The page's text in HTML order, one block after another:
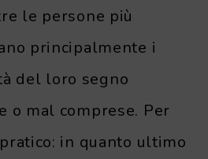
le persone più
principalmente i
del loro segno
o mal comprese. Per
in quanto ultimo